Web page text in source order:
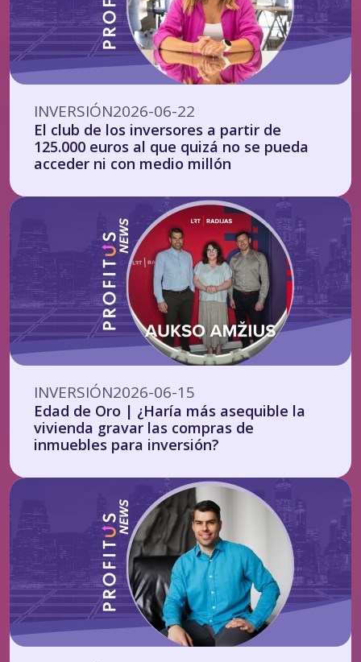
INVERSIÓN2026-06-22
El club de los inversores a partir de
125.000 euros al que quizá no se pueda
acceder ni con medio millón
INVERSIÓN2026-06-15
Edad de Oro | ¿Haría más asequible la
vivienda gravar las compras de
inmuebles para inversión?